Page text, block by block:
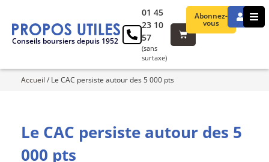
Conseils boursiers depuis 1952
Abonnez-
vous
01 45
23 10
57
(sans
surtaxe)
Accueil / Le CAC persiste autour des 5 000 pts
Le CAC persiste autour des 5
000 pts